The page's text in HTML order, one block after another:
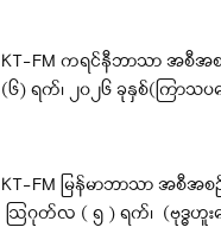
KT-FM ကရင်နီဘာသာ အစီ
(၆) ရက်၊ ၂၀၂၆ ခုနှစ်(ကြာသပ
KT-FM မြန်မာဘာသာ အစီအစ
ဩဂုတ်လ ( ၅ ) ရက်၊ (ဗုဒ္ဓဟူး